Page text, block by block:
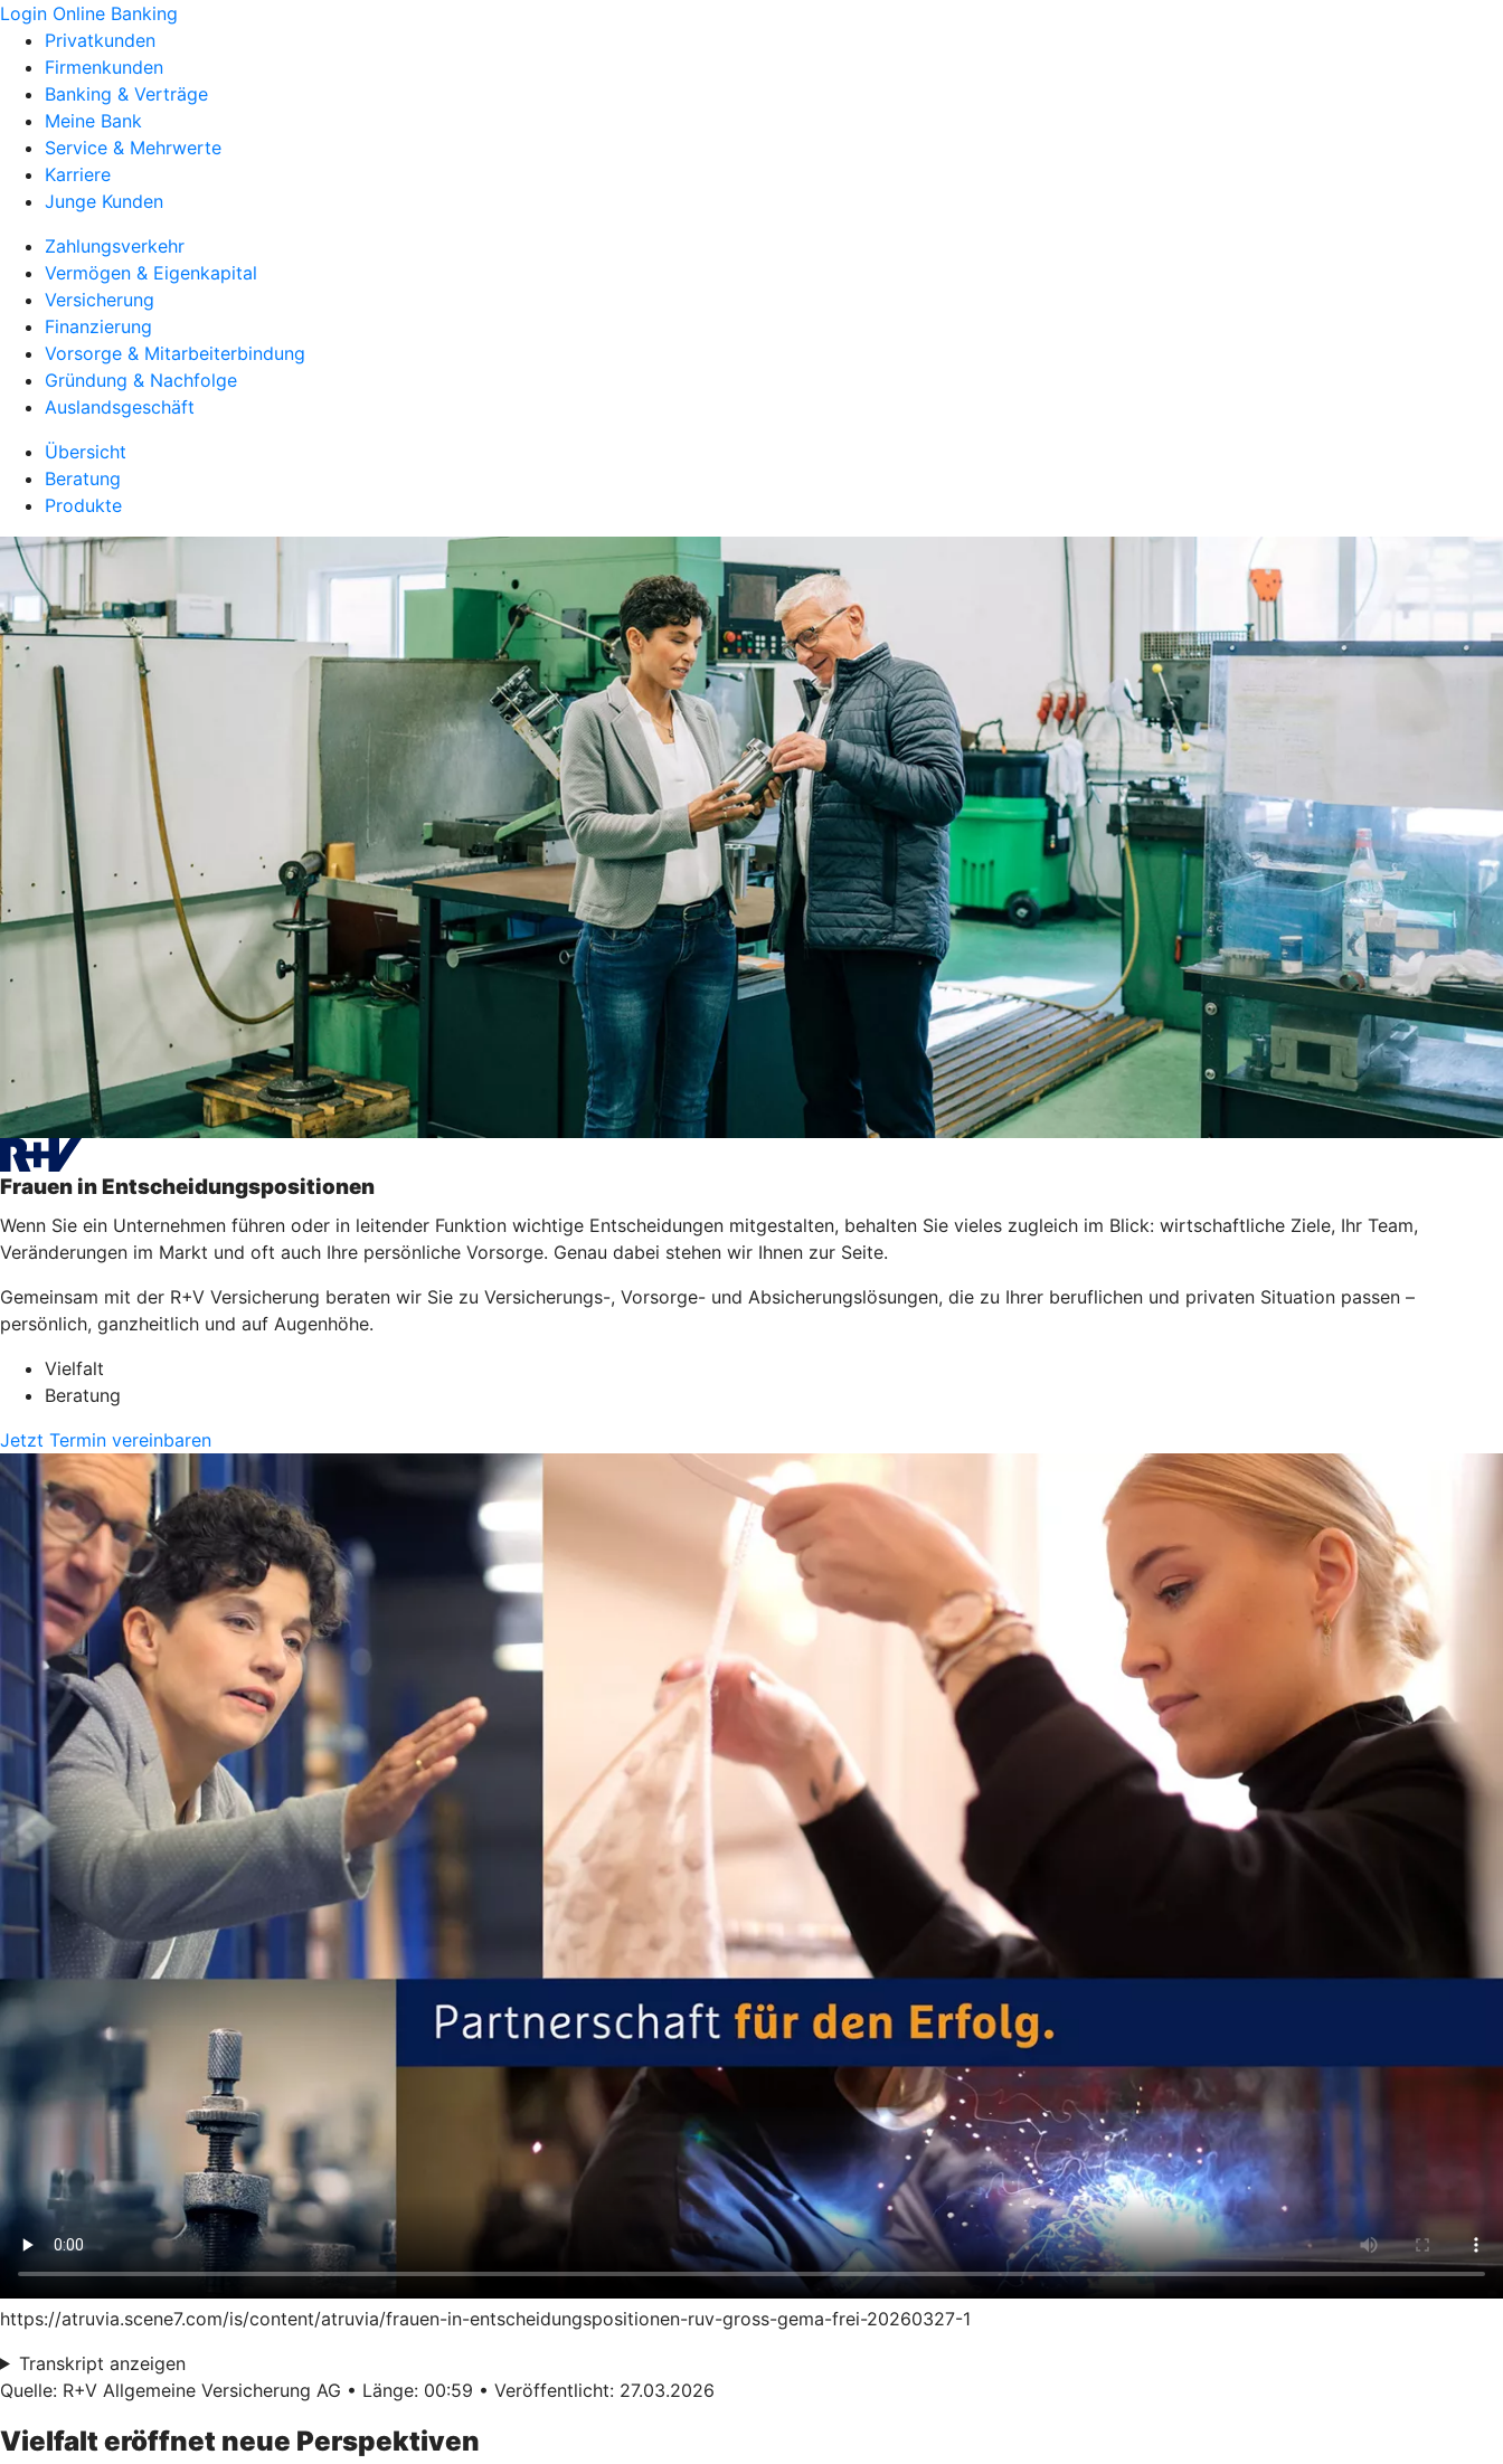
Login Online Banking
Privatkunden
Firmenkunden
Banking & Verträge
Meine Bank
Service & Mehrwerte
Karriere
Junge Kunden
Zahlungsverkehr
Vermögen & Eigenkapital
Versicherung
Finanzierung
Vorsorge & Mitarbeiterbindung
Gründung & Nachfolge
Auslandsgeschäft
Übersicht
Beratung
Produkte
Frauen in Entscheidungspositionen
Wenn Sie ein Unternehmen führen oder in leitender Funktion wichtige Entscheidungen mitgestalten, behalten Sie vieles zugleich im Blick: wirtschaftliche Ziele, Ihr Team,
Veränderungen im Markt und oft auch Ihre persönliche Vorsorge. Genau dabei stehen wir Ihnen zur Seite.
Gemeinsam mit der R+V Versicherung beraten wir Sie zu Versicherungs-, Vorsorge- und Absicherungslösungen, die zu Ihrer beruflichen und privaten Situation passen –
persönlich, ganzheitlich und auf Augenhöhe.
Vielfalt
Beratung
Jetzt Termin vereinbaren
https://atruvia.scene7.com/is/content/atruvia/frauen-in-entscheidungspositionen-ruv-gross-gema-frei-20260327-1
Transkript anzeigen
Quelle: R+V Allgemeine Versicherung AG • Länge: 00:59 • Veröffentlicht: 27.03.2026
Vielfalt eröffnet neue Perspektiven